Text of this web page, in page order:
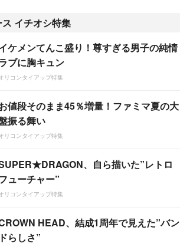
イチオシ特集
ケメンてんこ盛り！尊すぎる男子の純情
ブに胸キュン
リコンタイアップ特集
値段そのまま45％増量！ファミマ夏の大
振る舞い
リコンタイアップ特集
、自ら描いた”レトロ
ューチャー”
リコンタイアップ特集
HEAD、結成1周年で見えた”バン
ドらしさ”